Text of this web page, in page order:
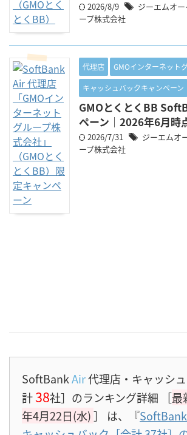
2026/8/9
ジーエムオ
ープ株式会社
代理店 GMOインターネット
キャッシュバックキャンペーン
GMOとくとくBB
ペーン｜2026年6月時
2026/7/31
ジーエムオ
ープ株式会社
SoftBankAir代理店・キャッシ
計38社］のランキング詳細 ［最
年4月22日(水)］ は、『